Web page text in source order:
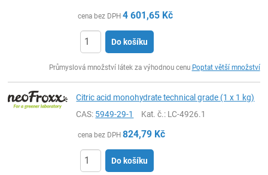
cena bez DPH 4 601,65 Kč
Do košíku
Průmyslová množství látek za výhodnou cenu Poptat větší množství
Citric acid monohydrate technical grade (1 x 1 kg)
CAS: 5949-29-1 Kat. č.: LC-4926.1
cena bez DPH 824,79 Kč
Do košíku